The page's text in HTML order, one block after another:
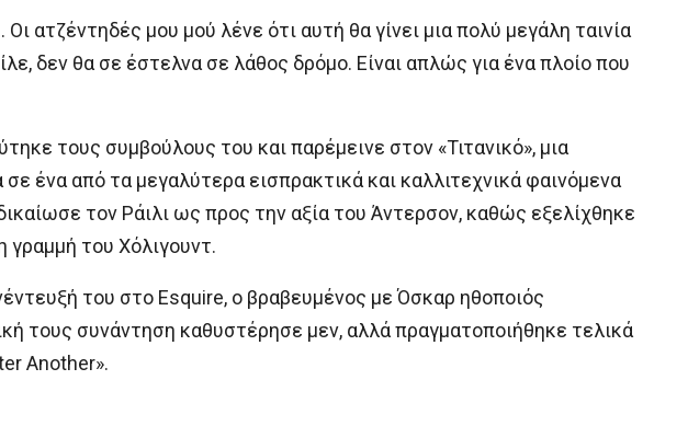
ατζέντηδές μου μού λένε ότι αυτή θα γίνει μια πολύ μεγάλη ταινία
δεν θα σε έστελνα σε λάθος δρόμο. Είναι απλώς για ένα πλοίο που
τους συμβούλους του και παρέμεινε στον «Τιτανικό», μια
ένα από τα μεγαλύτερα εισπρακτικά και καλλιτεχνικά φαινόμενα
τον Ράιλι ως προς την αξία του Άντερσον, καθώς εξελίχθηκε
του Χόλιγουντ.
του στο Esquire, ο βραβευμένος με Όσκαρ ηθοποιός
τους συνάντηση καθυστέρησε μεν, αλλά πραγματοποιήθηκε τελικά
Another».